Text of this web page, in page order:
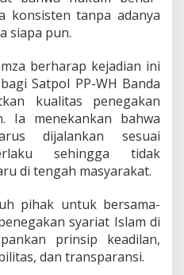
konsisten tanpa adanya
siapa pun.
berharap kejadian ini
Satpol PP-WH Banda
kualitas penegakan
Ia menekankan bahwa
dijalankan sesuai
sehingga tidak
di tengah masyarakat.
pihak untuk bersama-
syariat Islam di
prinsip keadilan,
dan transparansi.